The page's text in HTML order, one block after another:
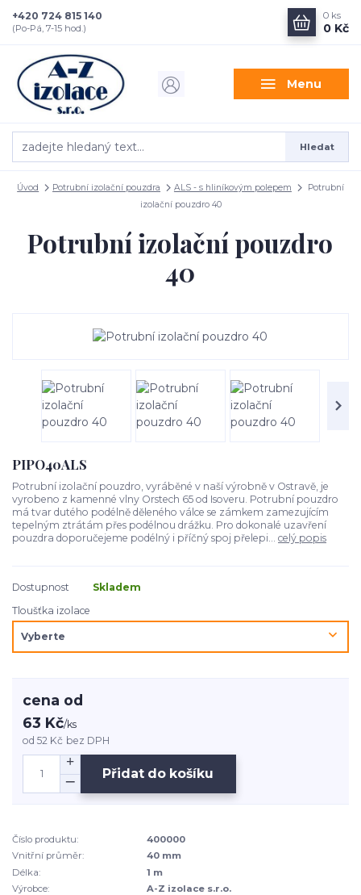
Menu
Hledat
+420 724 815 140
(Po-Pá, 7-15 hod.)
0 ks
0 Kč
Úvod Potrubní izolační pouzdra ALS - s hliníkovým polepem
Potrubní
izolační pouzdro 40
Potrubní izolační pouzdro
40
PIPO40ALS
Potrubní izolační pouzdro, vyráběné v naší výrobně v Ostravě, je
vyrobeno z kamenné vlny Orstech 65 od Isoveru. Potrubní pouzdro
má tvar dutého podélně děleného válce se zámkem zamezujícím
tepelným ztrátám přes podélnou drážku. Pro dokonalé uzavření
pouzdra doporučejeme podélný i příčný spoj přelepi... celý popis
Dostupnost
Skladem
Tloušťka izolace
cena od
63 Kč/ks
od52 Kč bez DPH
Přidat do košíku
Číslo produktu:
400000
Vnitřní průměr:
40 mm
Délka:
1 m
Výrobce:
A-Z izolace s.r.o.